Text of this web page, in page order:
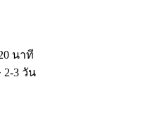
นาที
2-3 วัน